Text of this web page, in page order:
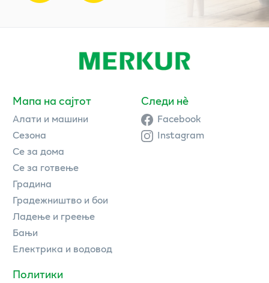
Мапа на сајтот
Алати и машини
Сезона
Се за дома
Се за готвење
Градина
Градежништво и бои
Ладење и греење
Бањи
Електрика и водовод
Политики
Следи нè
Facebook
Instagram